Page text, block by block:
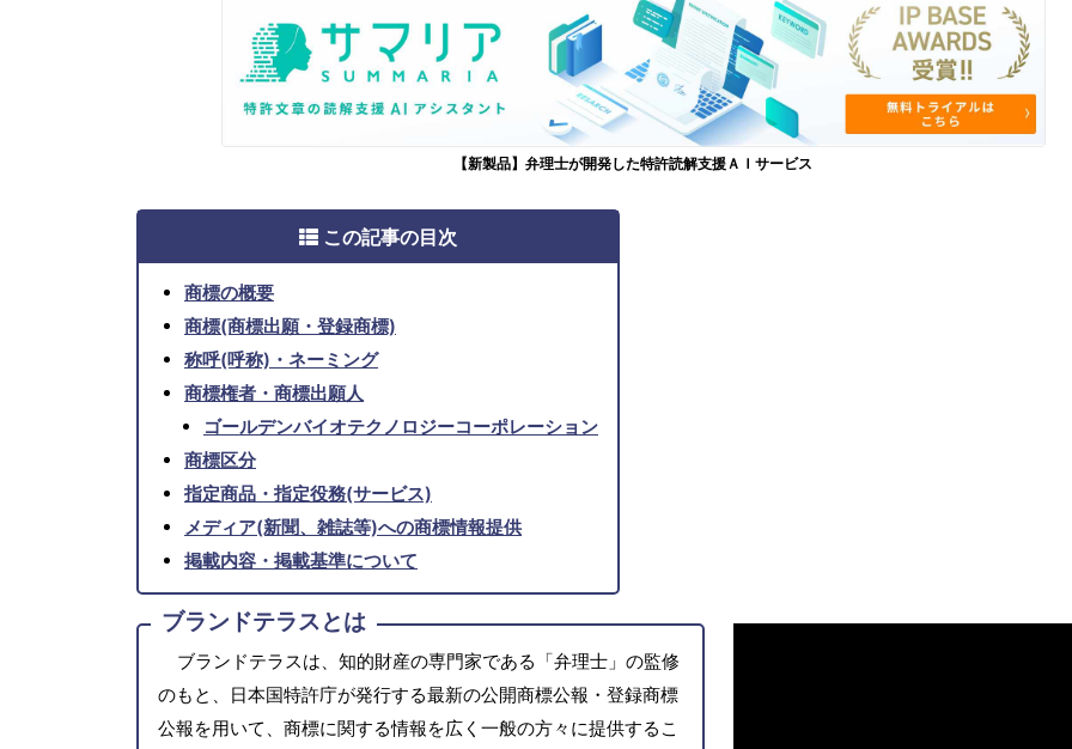
【新製品】弁理士が開発した特許読解支援ＡＩサービス
この記事の目次
商標の概要
商標(商標出願・登録商標)
称呼(呼称)・ネーミング
商標権者・商標出願人
ゴールデンバイオテクノロジーコーポレーション
商標区分
指定商品・指定役務(サービス)
メディア(新聞、雑誌等)への商標情報提供
掲載内容・掲載基準について
ブランドテラスとは
ブランドテラスは、知的財産の専門家である「弁理士」の監修
のもと、日本国特許庁が発行する最新の公開商標公報・登録商標
公報を用いて、商標に関する情報を広く一般の方々に提供するこ